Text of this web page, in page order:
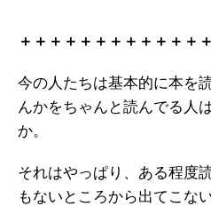
＋＋＋＋＋＋＋＋＋＋＋＋
今の人たちは基本的に本を
んかをちゃんと読んでる人
か。
それはやっぱり、ある程度
もないところから出てこない